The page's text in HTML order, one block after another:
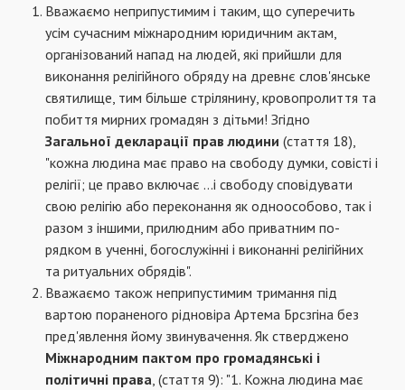
Вважаємо неприпустимим і таким, що су­перечить
усім сучасним міжнародним юридич­ним актам,
організований напад на людей, які прийшли для
виконання релігійного обряду на древнє слов'янське
святилище, тим більше стрілянину, кровопролиття та
побиття мирних громадян з дітьми! Згідно
Загальної декларації прав людини (стаття 18),
"кожна людина має право на свободу думки, совісті і
релігії; це пра­во включає ...і свободу сповідувати
свою релі­гію або переконання як одноособово, так і
ра­зом з іншими, прилюдним або приватним по­
рядком в ученні, богослужінні і виконанні релі­гійних
та ритуальних обрядів".
Вважаємо також неприпустимим триман­ня під
вартою пораненого рідновіра Артема Брсзгіна без
пред'явлення йому звинувачення. Як стверджено
Міжнародним пактом про грома­дянські і
політичні права, (стаття 9): "1. Кожна людина має